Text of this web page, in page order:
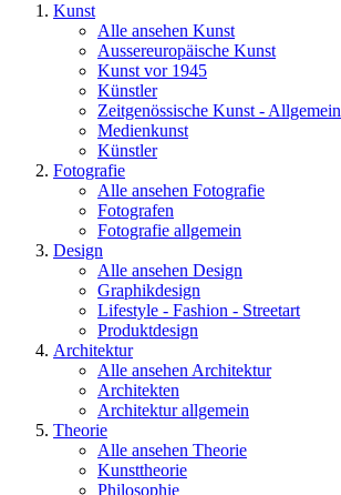
Kunst
Alle ansehen Kunst
Aussereuropäische Kunst
Kunst vor 1945
Künstler
Zeitgenössische Kunst - Allgemein
Medienkunst
Künstler
Fotografie
Alle ansehen Fotografie
Fotografen
Fotografie allgemein
Design
Alle ansehen Design
Graphikdesign
Lifestyle - Fashion - Streetart
Produktdesign
Architektur
Alle ansehen Architektur
Architekten
Architektur allgemein
Theorie
Alle ansehen Theorie
Kunsttheorie
Philosophie